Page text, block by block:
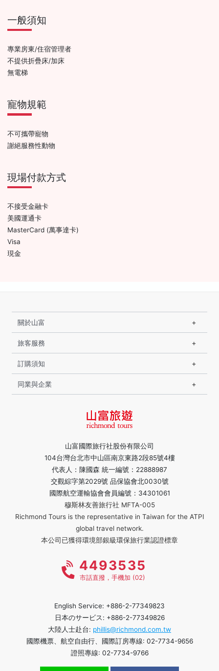
一般須知
專業房東/住宿管理者
不提供折疊床/加床
無電梯
寵物規範
不可攜帶寵物
謝絕服務性動物
現場付款方式
不接受金融卡
美國運通卡
MasterCard (萬事達卡)
Visa
現金
山富國際旅行社股份有限公司
104台灣台北市中山區南京東路2段85號4樓
代表人：陳國森 統一編號：22888987
交觀綜字第2029號 品保協會北0030號
國際航空運輸協會會員編號：34301061
穆斯林友善旅行社 MFTA-005
Richmond Tours is the representative in Taiwan for the ATPI
global travel network.
本公司已獲得環境部銀級環保旅行業認證標章
關於山富
旅客服務
訂購須知
同業與企業
4493535
市話直撥，手機加 (02)
English Service: +886-2-77349823
日本のサービス: +886-2-77349826
大陸人士赴台: phillis@richmond.com.tw
國際機票、航空自由行、國際訂房專線: 02-7734-9656
證照專線: 02-7734-9766